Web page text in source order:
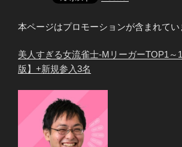
本ページはプロモーションが含まれてい
美人すぎる女流雀士-MリーガーTOP1～
版】+新規参入3名